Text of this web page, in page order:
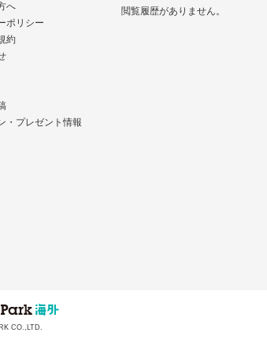
へ
ポリシー
約
・プレゼント情報
閲覧履歴がありません。
CO.,LTD.